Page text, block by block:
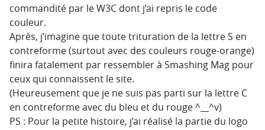
commandité par le W3C dont j’ai repris le code
couleur.
Après, j’imagine que toute trituration de la lettre S en
contreforme (surtout avec des couleurs rouge-orange)
finira fatalement par ressembler à Smashing Mag pour
ceux qui connaissent le site.
(Heureusement que je ne suis pas parti sur la lettre C
en contreforme avec du bleu et du rouge ^__^v)
PS : Pour la petite histoire, j’ai réalisé la partie du logo